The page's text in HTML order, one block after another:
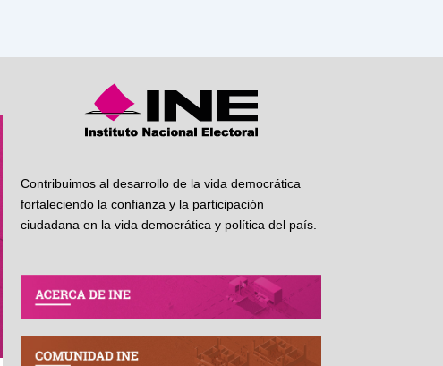
Contribuimos al desarrollo de la vida democrática
fortaleciendo la confianza y la participación
ciudadana en la vida democrática y política del país.